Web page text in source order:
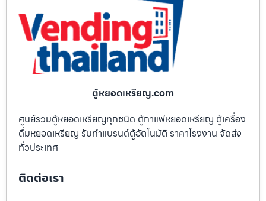
ตู้หยอดเหรียญ.com
ศูนย์รวมตู้หยอดเหรียญทุกชนิด ตู้กาแฟหยอดเหรียญ ตู้เครื่อง
ดื่มหยอดเหรียญ รับทำแบรนด์ตู้อัตโนมัติ ราคาโรงงาน จัดส่ง
ทั่วประเทศ
ติดต่อเรา